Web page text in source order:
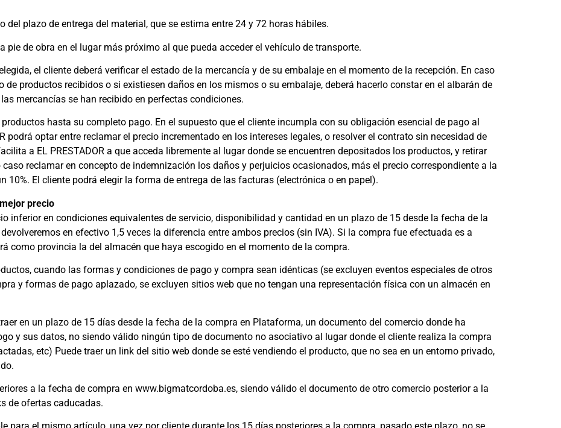
del plazo de entrega del material, que se estima entre 24 y 72 horas hábiles.
pie de obra en el lugar más próximo al que pueda acceder el vehículo de transporte.
el cliente deberá verificar el estado de la mercancía y de su embalaje en el momento de la recepción. En caso
productos recibidos o si existiesen daños en los mismos o su embalaje, deberá hacerlo constar en el albarán de
mercancías se han recibido en perfectas condiciones.
productos hasta su completo pago. En el supuesto que el cliente incumpla con su obligación esencial de pago al
podrá optar entre reclamar el precio incrementado en los intereses legales, o resolver el contrato sin necesidad de
a EL PRESTADOR a que acceda libremente al lugar donde se encuentren depositados los productos, y retirar
caso reclamar en concepto de indemnización los daños y perjuicios ocasionados, más el precio correspondiente a la
10%. El cliente podrá elegir la forma de entrega de las facturas (electrónica o en papel).
precio
inferior en condiciones equivalentes de servicio, disponibilidad y cantidad en un plazo de 15 desde la fecha de la
en efectivo 1,5 veces la diferencia entre ambos precios (sin IVA). Si la compra fue efectuada es a
como provincia la del almacén que haya escogido en el momento de la compra.
cuando las formas y condiciones de pago y compra sean idénticas (se excluyen eventos especiales de otros
y formas de pago aplazado, se excluyen sitios web que no tengan una representación física con un almacén en
en un plazo de 15 días desde la fecha de la compra en Plataforma, un documento del comercio donde ha
y sus datos, no siendo válido ningún tipo de documento no asociativo al lugar donde el cliente realiza la compra
etc) Puede traer un link del sitio web donde se esté vendiendo el producto, que no sea en un entorno privado,
a la fecha de compra en www.bigmatcordoba.es, siendo válido el documento de otro comercio posterior a la
de ofertas caducadas.